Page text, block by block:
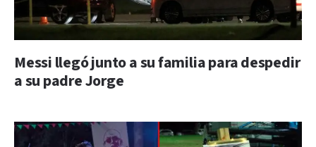
Messi llegó junto a su familia para despedir
a su padre Jorge